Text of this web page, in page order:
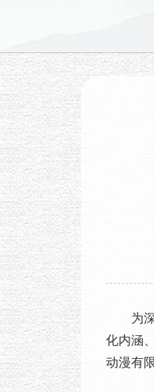
为深入
化内涵
动漫有